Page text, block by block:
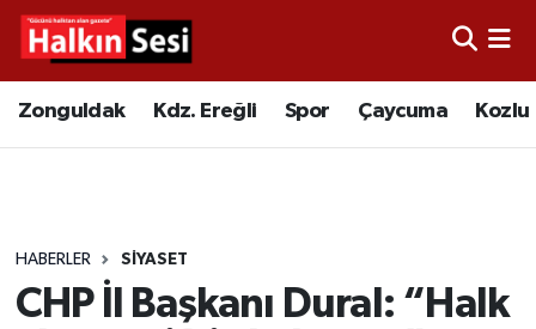
Zonguldak Kdz. Ereğli Spor Çaycuma Kozlu
HABERLER SİYASET
CHP İl Başkanı Dural: “Halk
Video
Çaycuma
Merkez Hava Durumu